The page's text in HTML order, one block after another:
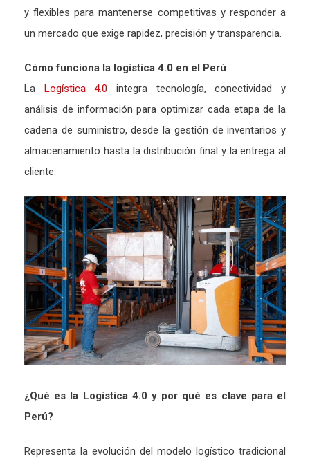
y flexibles para mantenerse competitivas y responder a
un mercado que exige rapidez, precisión y transparencia.
Cómo funciona la logística 4.0 en el Perú
La Logística 4.0 integra tecnología, conectividad y
análisis de información para optimizar cada etapa de la
cadena de suministro, desde la gestión de inventarios y
almacenamiento hasta la distribución final y la entrega al
cliente.
¿Qué es la Logística 4.0 y por qué es clave para el
Perú?
Representa la evolución del modelo logístico tradicional